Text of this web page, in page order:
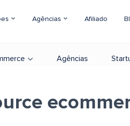
Agências Afiliado
Agências